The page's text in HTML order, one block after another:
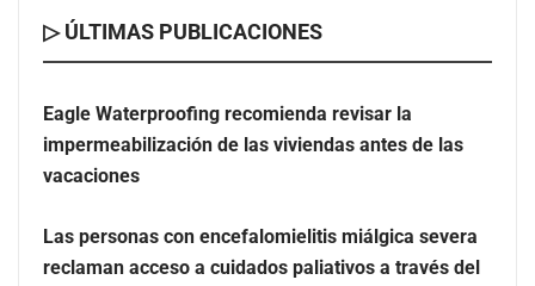
▷ ÚLTIMAS PUBLICACIONES
Eagle Waterproofing recomienda revisar la
impermeabilización de las viviendas antes de las
vacaciones
Las personas con encefalomielitis miálgica severa
reclaman acceso a cuidados paliativos a través del